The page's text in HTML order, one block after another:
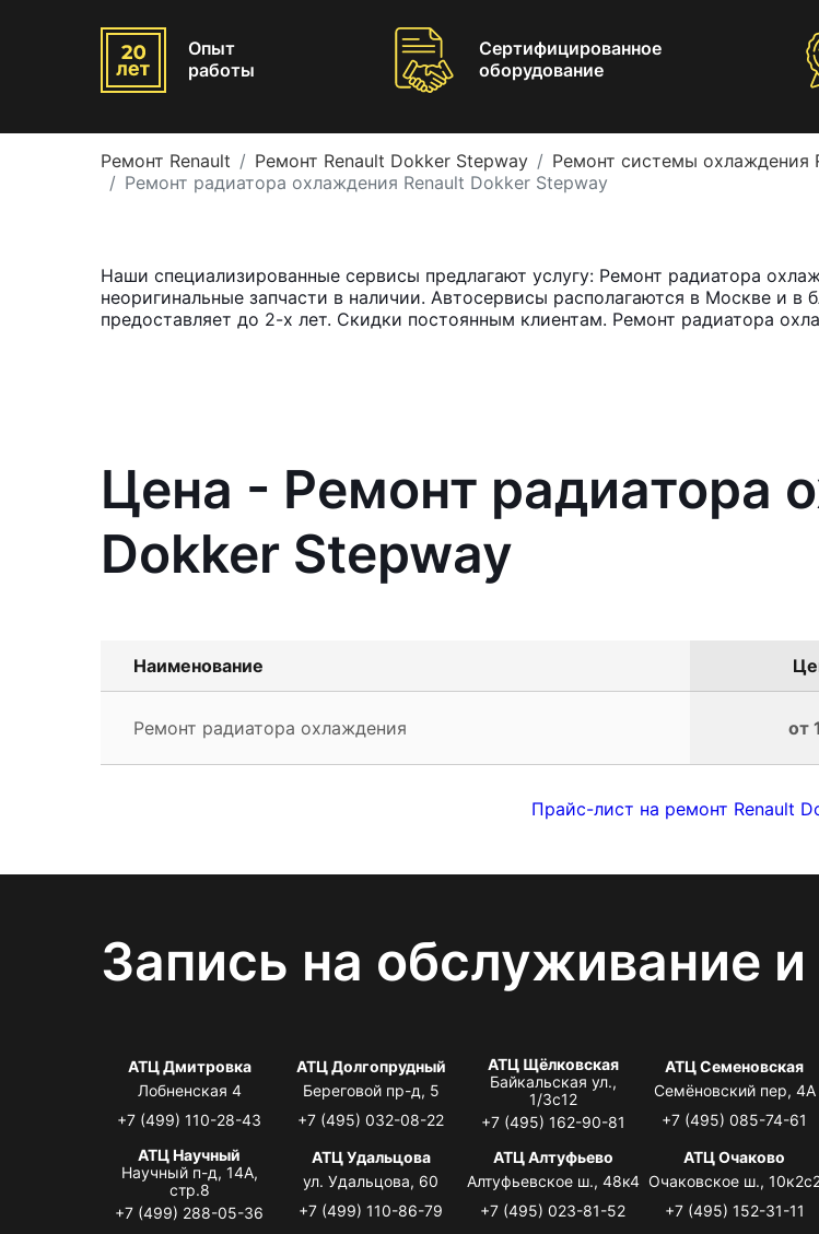
Опыт
работы
Сертифицированное
оборудование
Ремонт Renault Ремонт Renault Dokker Stepway
Ремонт системы охлаждения
Ремонт радиатора охлаждения Renault Dokker Stepway
Наши специализированные сервисы предлагают услугу: Ремонт радиатора
неоригинальные запчасти в наличии. Автосервисы располагаются в Москве и
предоставляет до 2-х лет. Скидки постоянным клиентам. Ремонт радиатора
Цена - Ремонт радиатора
Dokker Stepway
Наименование
Ремонт радиатора охлаждения от
Прайс-лист на ремонт Renault
Запись на обслуживание
АТЦ Дмитровка
Лобненская 4
+7 (499) 110-28-43
АТЦ Долгопрудный
Береговой пр-д, 5
+7 (495) 032-08-22
АТЦ Щёлковская
Байкальская ул.,
1/3с12
+7 (495) 162-90-81
АТЦ Семеновская
Семёновский пер, 4А
+7 (495) 085-74-61
АТЦ Научный
Научный п-д, 14А,
стр.8
+7 (499) 288-05-36
АТЦ Удальцова
ул. Удальцова, 60
+7 (499) 110-86-79
АТЦ Алтуфьево
Алтуфьевское ш., 48к4
+7 (495) 023-81-52
АТЦ Очаково
Очаковское ш.,
+7 (495) 152-31-11